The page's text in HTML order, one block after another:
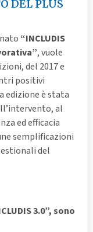
DEL PLUS
“INCLUDIS
, vuole
del 2017 e
positivi
edizione è stata
al
ed efficacia
semplificazioni
del
3.0”, sono